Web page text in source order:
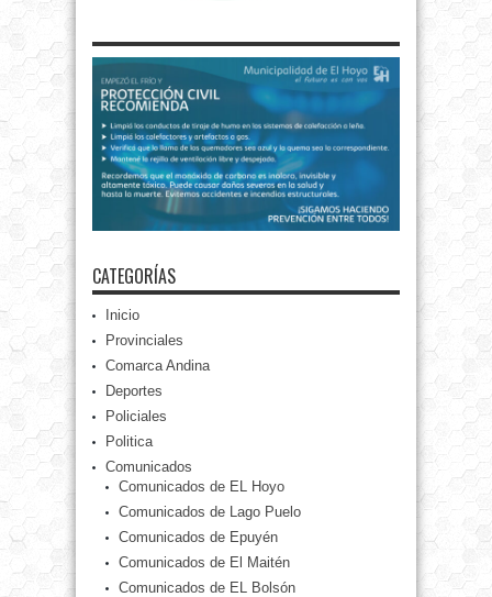
CATEGORÍAS
Inicio
Provinciales
Comarca Andina
Deportes
Policiales
Politica
Comunicados
Comunicados de EL Hoyo
Comunicados de Lago Puelo
Comunicados de Epuyén
Comunicados de El Maitén
Comunicados de EL Bolsón